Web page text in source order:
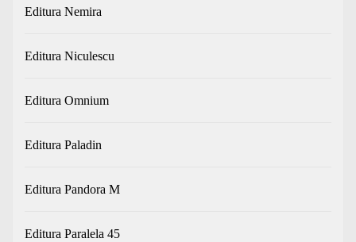
Editura Nemira
Editura Niculescu
Editura Omnium
Editura Paladin
Editura Pandora M
Editura Paralela 45